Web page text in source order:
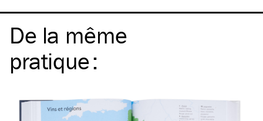
De la même
pratique: